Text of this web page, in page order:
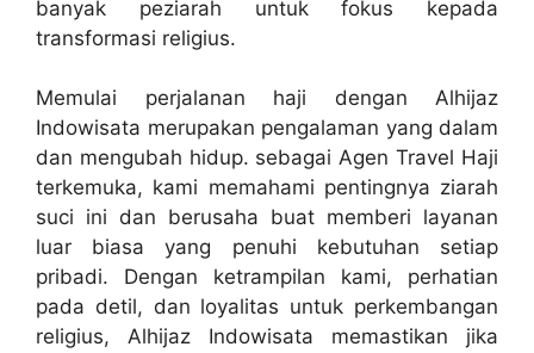
banyak peziarah untuk fokus kepada
transformasi religius.
Memulai perjalanan haji dengan Alhijaz
Indowisata merupakan pengalaman yang dalam
dan mengubah hidup. sebagai Agen Travel Haji
terkemuka, kami memahami pentingnya ziarah
suci ini dan berusaha buat memberi layanan
luar biasa yang penuhi kebutuhan setiap
pribadi. Dengan ketrampilan kami, perhatian
pada detil, dan loyalitas untuk perkembangan
religius, Alhijaz Indowisata memastikan jika